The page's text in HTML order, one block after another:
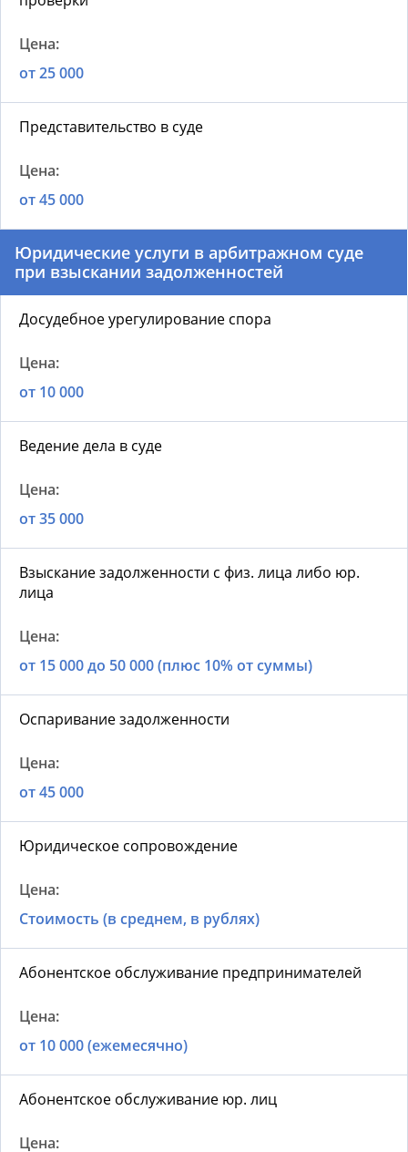
от 25 000
Представительство в суде
от 45 000
Юридические услуги в арбитражном суде
при взыскании задолженностей
Досудебное урегулирование спора
от 10 000
Ведение дела в суде
от 35 000
Взыскание задолженности с физ. лица либо юр.
лица
от 15 000 до 50 000 (плюс 10% от суммы)
Оспаривание задолженности
от 45 000
Юридическое сопровождение
Стоимость (в среднем, в рублях)
Абонентское обслуживание предпринимателей
от 10 000 (ежемесячно)
Абонентское обслуживание юр. лиц